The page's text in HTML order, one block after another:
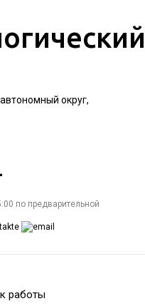
округ,
по предварительной
работы